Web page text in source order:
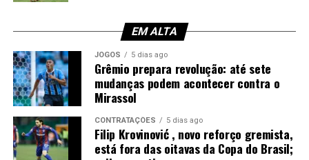
torcedores. Afinal, o experiente zagueiro recebeu duas
equipe em um momento importante do confronto.
Você precisa ver também:
Brasil; saiba o motivo
EM ALTA
JOGOS 5 dias ago
Grêmio prepara revolução: até sete
mudanças podem acontecer contra o
Mirassol
CONTRATAÇÕES 5 dias ago
Filip Krovinović , novo reforço gremista,
está fora das oitavas da Copa do Brasil;